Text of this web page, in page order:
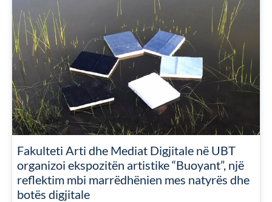
Fakulteti Arti dhe Mediat Digjitale në UBT
organizoi ekspozitën artistike “Buoyant”, një
reflektim mbi marrëdhënien mes natyrës dhe
botës digjitale